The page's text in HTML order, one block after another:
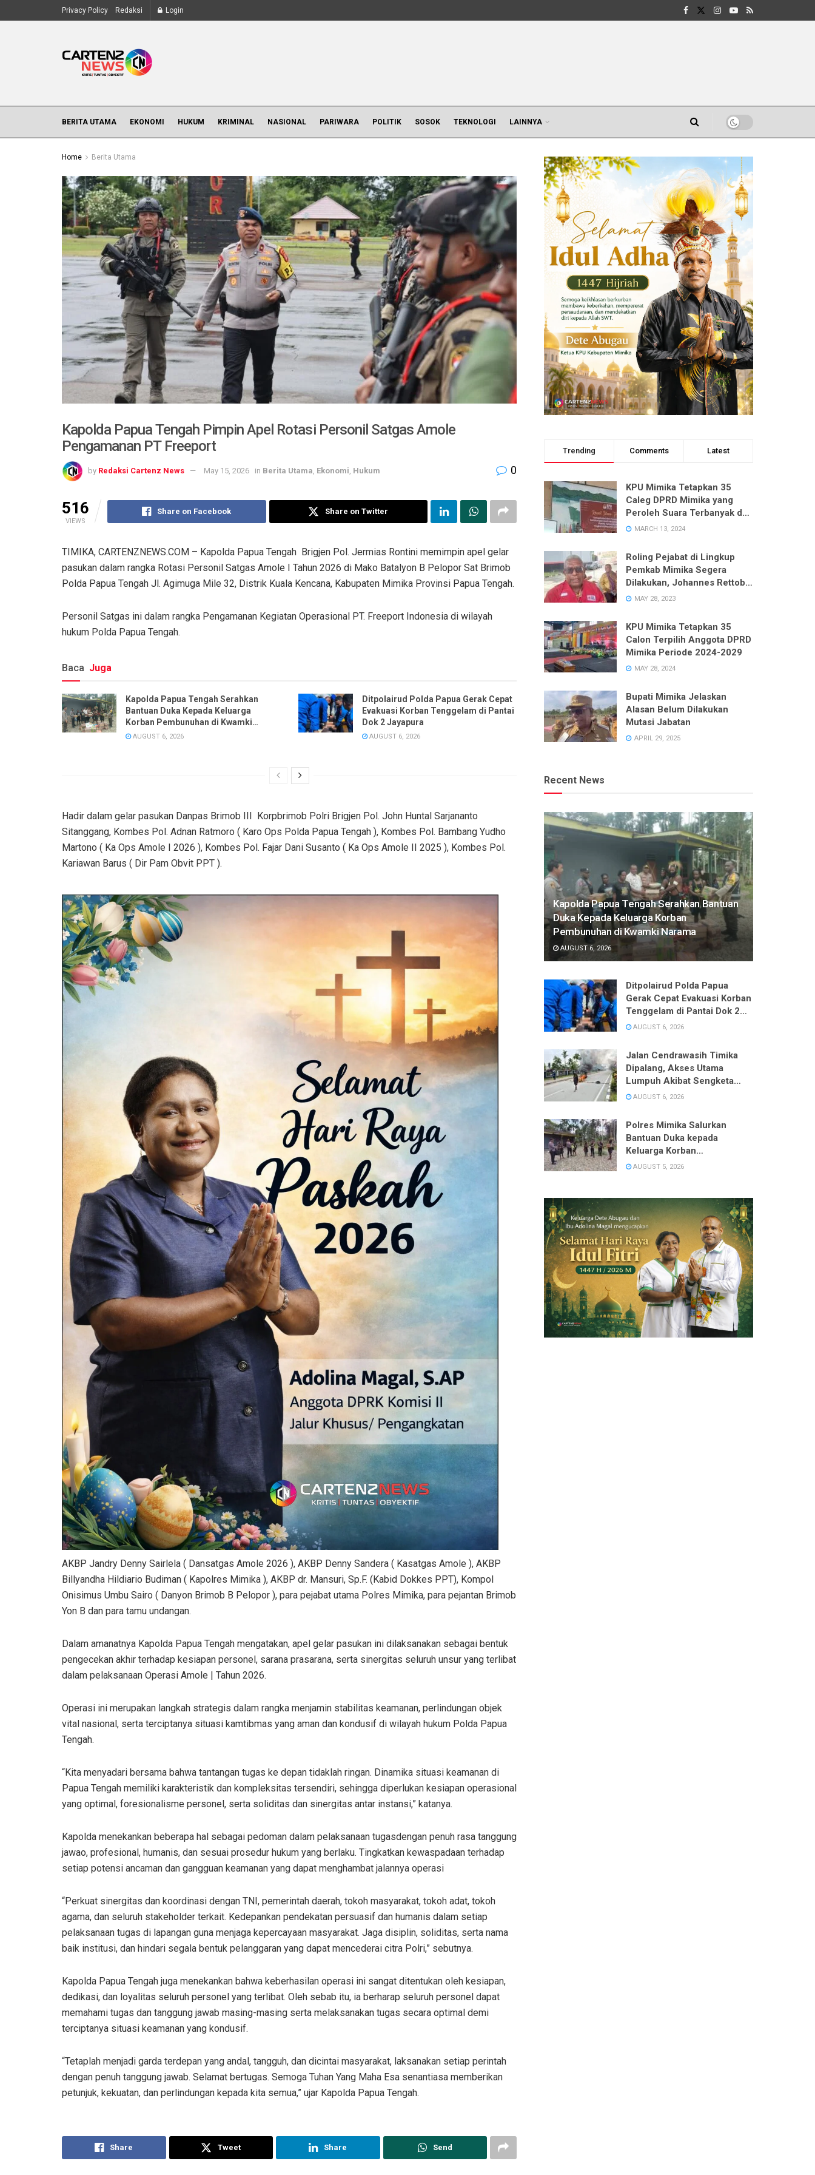
Privacy Policy Redaksi Login
BERITA UTAMA EKONOMI HUKUM KRIMINAL NASIONAL PARIWARA POLITIK SOSOK TEKNOLOGI LAINNYA
Home Berita Utama
Kapolda Papua Tengah Pimpin Apel Rotasi Personil Satgas Amole
Pengamanan PT Freeport
by Redaksi Cartenz News May 15, 2026 in Berita Utama Ekonomi Hukum 0
516
VIEWS
Share on Facebook Share on Twitter
TIMIKA, CARTENZNEWS.COM – Kapolda Papua Tengah Brigjen Pol. Jermias Rontini memimpin apel gelar
pasukan dalam rangka Rotasi Personil Satgas Amole I Tahun 2026 di Mako Batalyon B Pelopor Sat Brimob
Polda Papua Tengah Jl. Agimuga Mile 32, Distrik Kuala Kencana, Kabupaten Mimika Provinsi Papua Tengah.
Personil Satgas ini dalam rangka Pengamanan Kegiatan Operasional PT. Freeport Indonesia di wilayah
hukum Polda Papua Tengah.
Baca Juga
Kapolda Papua Tengah Serahkan
Bantuan Duka Kepada Keluarga
Korban Pembunuhan di Kwamki
Narama
AUGUST 6, 2026
Ditpolairud Polda Papua Gerak Cepat
Evakuasi Korban Tenggelam di Pantai
Dok 2 Jayapura
AUGUST 6, 2026
Hadir dalam gelar pasukan Danpas Brimob III Korpbrimob Polri Brigjen Pol. John Huntal Sarjananto
Sitanggang, Kombes Pol. Adnan Ratmoro ( Karo Ops Polda Papua Tengah ), Kombes Pol. Bambang Yudho
Martono ( Ka Ops Amole I 2026 ), Kombes Pol. Fajar Dani Susanto ( Ka Ops Amole II 2025 ), Kombes Pol.
Kariawan Barus ( Dir Pam Obvit PPT ).
AKBP Jandry Denny Sairlela ( Dansatgas Amole 2026 ), AKBP Denny Sandera ( Kasatgas Amole ), AKBP
Billyandha Hildiario Budiman ( Kapolres Mimika ), AKBP dr. Mansuri, Sp.F. (Kabid Dokkes PPT), Kompol
Onisimus Umbu Sairo ( Danyon Brimob B Pelopor ), para pejabat utama Polres Mimika, para pejantan Brimob
Yon B dan para tamu undangan.
Dalam amanatnya Kapolda Papua Tengah mengatakan, apel gelar pasukan ini dilaksanakan sebagai bentuk
pengecekan akhir terhadap kesiapan personel, sarana prasarana, serta sinergitas seluruh unsur yang terlibat
dalam pelaksanaan Operasi Amole | Tahun 2026.
Operasi ini merupakan langkah strategis dalam rangka menjamin stabilitas keamanan, perlindungan objek
vital nasional, serta terciptanya situasi kamtibmas yang aman dan kondusif di wilayah hukum Polda Papua
Tengah.
“Kita menyadari bersama bahwa tantangan tugas ke depan tidaklah ringan. Dinamika situasi keamanan di
Papua Tengah memiliki karakteristik dan kompleksitas tersendiri, sehingga diperlukan kesiapan operasional
yang optimal, foresionalisme personel, serta soliditas dan sinergitas antar instansi,” katanya.
Kapolda menekankan beberapa hal sebagai pedoman dalam pelaksanaan tugasdengan penuh rasa tanggung
jawao, profesional, humanis, dan sesuai prosedur hukum yang berlaku. Tingkatkan kewaspadaan terhadap
setiap potensi ancaman dan gangguan keamanan yang dapat menghambat jalannya operasi
“Perkuat sinergitas dan koordinasi dengan TNI, pemerintah daerah, tokoh masyarakat, tokoh adat, tokoh
agama, dan seluruh stakeholder terkait. Kedepankan pendekatan persuasif dan humanis dalam setiap
pelaksanaan tugas di lapangan guna menjaga kepercayaan masyarakat. Jaga disiplin, soliditas, serta nama
baik institusi, dan hindari segala bentuk pelanggaran yang dapat mencederai citra Polri,” sebutnya.
Kapolda Papua Tengah juga menekankan bahwa keberhasilan operasi ini sangat ditentukan oleh kesiapan,
dedikasi, dan loyalitas seluruh personel yang terlibat. Oleh sebab itu, ia berharap seluruh personel dapat
memahami tugas dan tanggung jawab masing-masing serta melaksanakan tugas secara optimal demi
terciptanya situasi keamanan yang kondusif.
“Tetaplah menjadi garda terdepan yang andal, tangguh, dan dicintai masyarakat, laksanakan setiap perintah
dengan penuh tanggung jawab. Selamat bertugas. Semoga Tuhan Yang Maha Esa senantiasa memberikan
petunjuk, kekuatan, dan perlindungan kepada kita semua,” ujar Kapolda Papua Tengah.
Share Tweet Share Send
Trending Comments Latest
KPU Mimika Tetapkan 35
Caleg DPRD Mimika yang
Peroleh Suara Terbanyak dari
Enam Dapil pada Pemilu 2024
MARCH 13, 2024
Roling Pejabat di Lingkup
Pemkab Mimika Segera
Dilakukan, Johannes Rettob
Pastikan Tidak Ada Unsur
MAY 28, 2023
KPU Mimika Tetapkan 35
Calon Terpilih Anggota DPRD
Mimika Periode 2024-2029
MAY 28, 2024
Bupati Mimika Jelaskan
Alasan Belum Dilakukan
Mutasi Jabatan
APRIL 29, 2025
Recent News
Kapolda Papua Tengah Serahkan Bantuan
Duka Kepada Keluarga Korban
Pembunuhan di Kwamki Narama
AUGUST 6, 2026
Ditpolairud Polda Papua
Gerak Cepat Evakuasi Korban
Tenggelam di Pantai Dok 2
Jayapura
AUGUST 6, 2026
Jalan Cendrawasih Timika
Dipalang, Akses Utama
Lumpuh Akibat Sengketa
Lahan
AUGUST 6, 2026
Polres Mimika Salurkan
Bantuan Duka kepada
Keluarga Korban
Pembunuhan di Kwamki
AUGUST 5, 2026